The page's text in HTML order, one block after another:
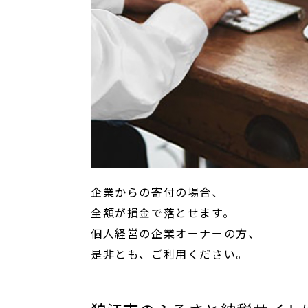
企業からの寄付の場合、
全額が損金で落とせます。
個人経営の企業オーナーの方、
是非とも、ご利用ください。